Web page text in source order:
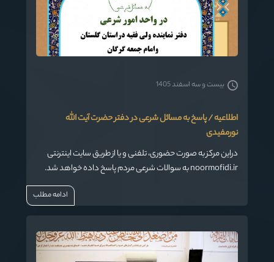
اطلاعیه / پاسخ به مسائل شرعی در دفتر حضرت آیت الله
نورمفیدی
دراین مرکز به صورت حضوری، تلفنی و یا از طریق سایت اینترنتی
noormofidi.ir به سوالات شرعی مردم پاسخ داده خواهد شد.
بیست و سه اسفند 1405
ادامه مطلب